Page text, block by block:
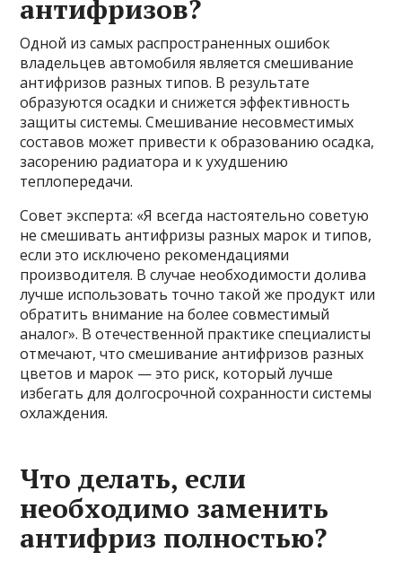
антифризов?
Одной из самых распространенных ошибок
владельцев автомобиля является смешивание
антифризов разных типов. В результате
образуются осадки и снижется эффективность
защиты системы. Смешивание несовместимых
составов может привести к образованию осадка,
засорению радиатора и к ухудшению
теплопередачи.
Совет эксперта: «Я всегда настоятельно советую
не смешивать антифризы разных марок и типов,
если это исключено рекомендациями
производителя. В случае необходимости долива
лучше использовать точно такой же продукт или
обратить внимание на более совместимый
аналог». В отечественной практике специалисты
отмечают, что смешивание антифризов разных
цветов и марок — это риск, который лучше
избегать для долгосрочной сохранности системы
охлаждения.
Что делать, если
необходимо заменить
антифриз полностью?